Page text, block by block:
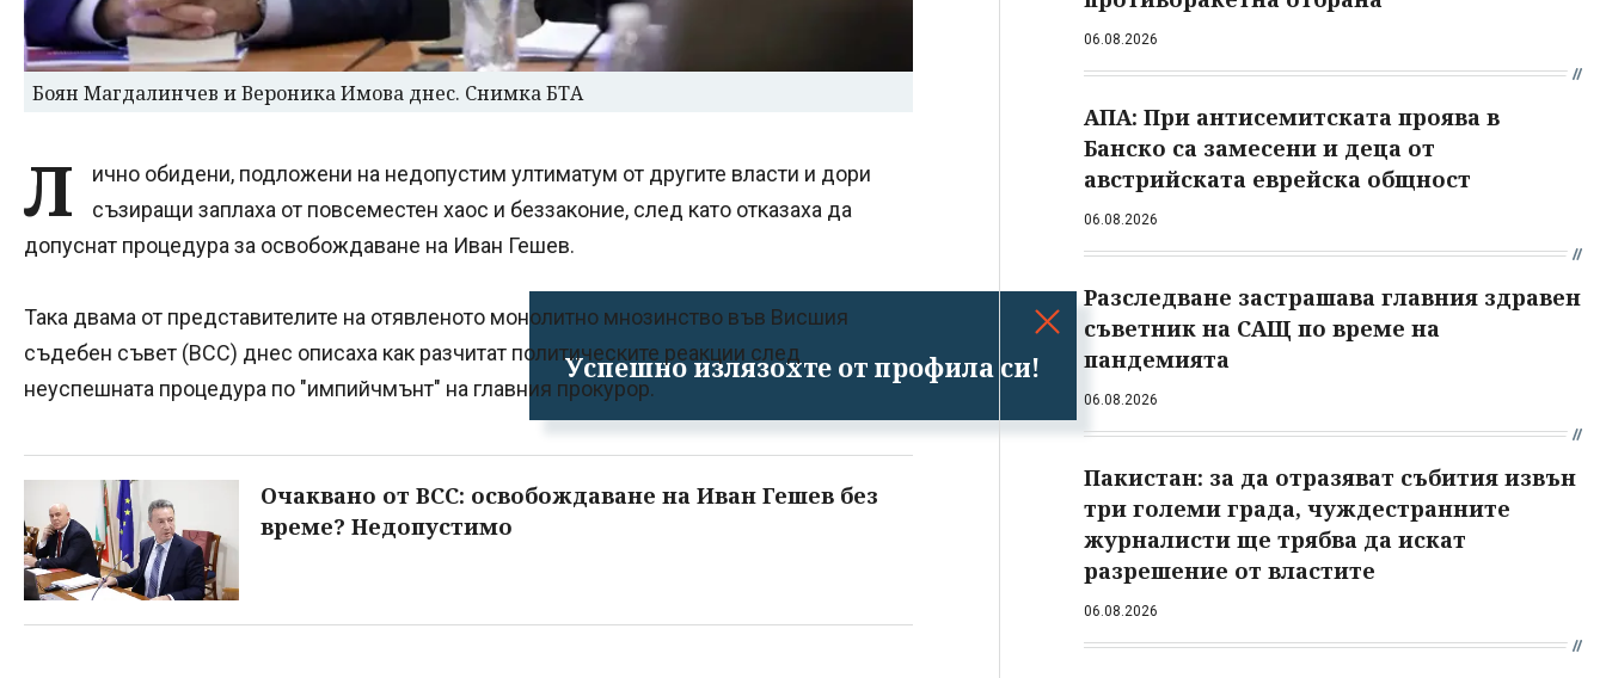
Успешно излязохте от профила си!
Боян Магдалинчев и Вероника Имова днес. Снимка БТА
Л
ично обидени, подложени на недопустим ултиматум от другите власти и дори
съзиращи заплаха от повсеместен хаос и беззаконие, след като отказаха да
допуснат процедура за освобождаване на Иван Гешев.
Така двама от представителите на отявленото монолитно мнозинство във Висшия
съдебен съвет (ВСС) днес описаха как разчитат политическите реакции след
неуспешната процедура по "импийчмънт" на главния прокурор.
Очаквано от ВСС: освобождаване на Иван Гешев без
време? Недопустимо
06.08.2026
АПА: При антисемитската проява в
Банско са замесени и деца от
австрийската еврейска общност
06.08.2026
Разследване застрашава главния здравен
съветник на САЩ по време на
пандемията
06.08.2026
Пакистан: за да отразяват събития извън
три големи града, чуждестранните
журналисти ще трябва да искат
разрешение от властите
06.08.2026